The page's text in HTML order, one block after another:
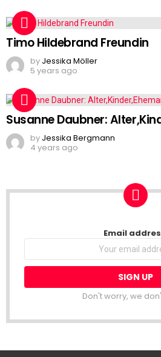
Timo Hildebrand Freundin
by Jessika Möller
5 years ago
Susanne Daubner:
by Jessika Bergmann
4 years ago
Email
Don't worry, we